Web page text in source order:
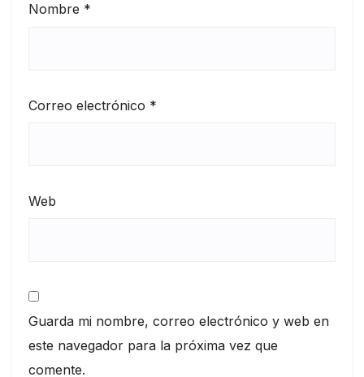
Nombre *
Correo electrónico *
Web
Guarda mi nombre, correo electrónico y web en
este navegador para la próxima vez que
comente.